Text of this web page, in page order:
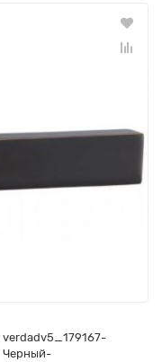
verdadv5_179167-
Черный-